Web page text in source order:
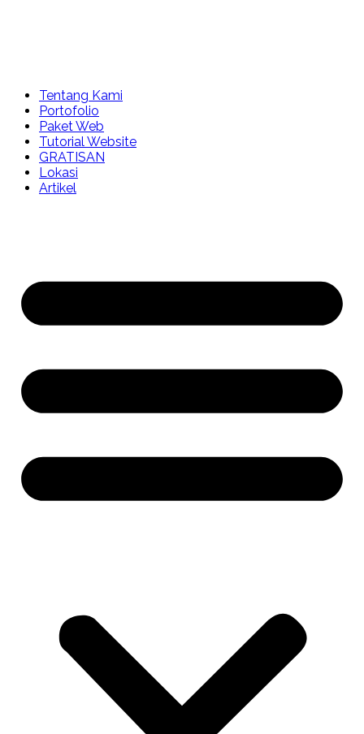
Tentang Kami
Portofolio
Paket Web
Tutorial Website
GRATISAN
Lokasi
Artikel